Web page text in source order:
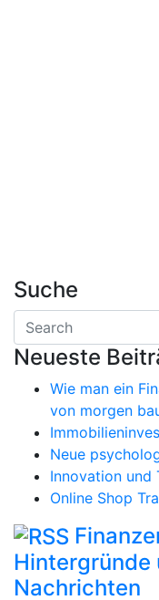
Suche
Neueste
Wie man ein
von morgen
Neue
Innovation und
Online Shop
Hintergründe
Nachrichten